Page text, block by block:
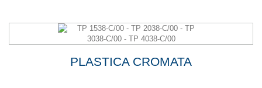
PLASTICA CROMATA